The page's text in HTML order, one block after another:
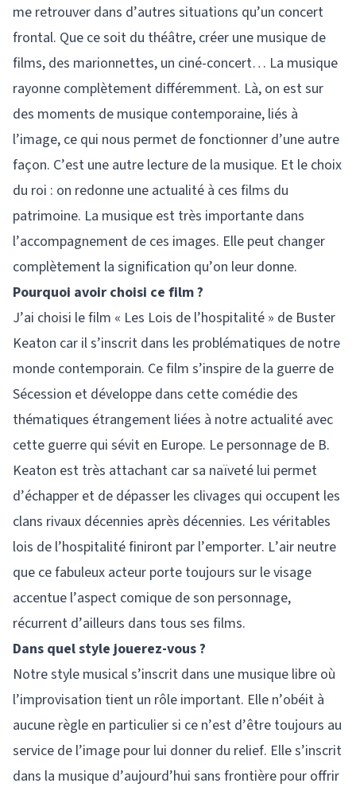
me retrouver dans d’autres situations qu’un concert
frontal. Que ce soit du théâtre, créer une musique de
films, des marionnettes, un ciné-concert… La musique
rayonne complètement différemment. Là, on est sur
des moments de musique contemporaine, liés à
l’image, ce qui nous permet de fonctionner d’une autre
façon. C’est une autre lecture de la musique. Et le choix
du roi : on redonne une actualité à ces films du
patrimoine. La musique est très importante dans
l’accompagnement de ces images. Elle peut changer
complètement la signification qu’on leur donne.
Pourquoi avoir choisi ce film ?
J’ai choisi le film « Les Lois de l’hospitalité » de Buster
Keaton car il s’inscrit dans les problématiques de notre
monde contemporain. Ce film s’inspire de la guerre de
Sécession et développe dans cette comédie des
thématiques étrangement liées à notre actualité avec
cette guerre qui sévit en Europe. Le personnage de B.
Keaton est très attachant car sa naïveté lui permet
d’échapper et de dépasser les clivages qui occupent les
clans rivaux décennies après décennies. Les véritables
lois de l’hospitalité finiront par l’emporter. L’air neutre
que ce fabuleux acteur porte toujours sur le visage
accentue l’aspect comique de son personnage,
récurrent d’ailleurs dans tous ses films.
Dans quel style jouerez-vous ?
Notre style musical s’inscrit dans une musique libre où
l’improvisation tient un rôle important. Elle n’obéit à
aucune règle en particulier si ce n’est d’être toujours au
service de l’image pour lui donner du relief. Elle s’inscrit
dans la musique d’aujourd’hui sans frontière pour offrir